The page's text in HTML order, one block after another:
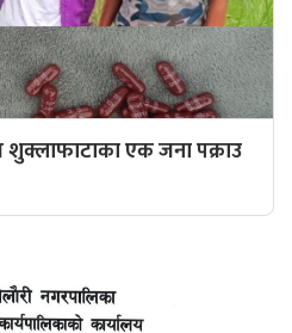
एक जना पक्राउ